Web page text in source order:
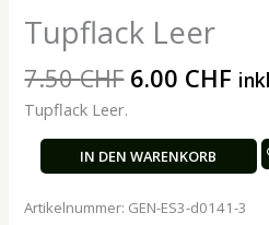
Tupflack Leer
7.50CHF 6.00 CHF
Tupflack Leer.
IN DEN WARENKORB
Artikelnummer: GEN-ES3-d0141-3